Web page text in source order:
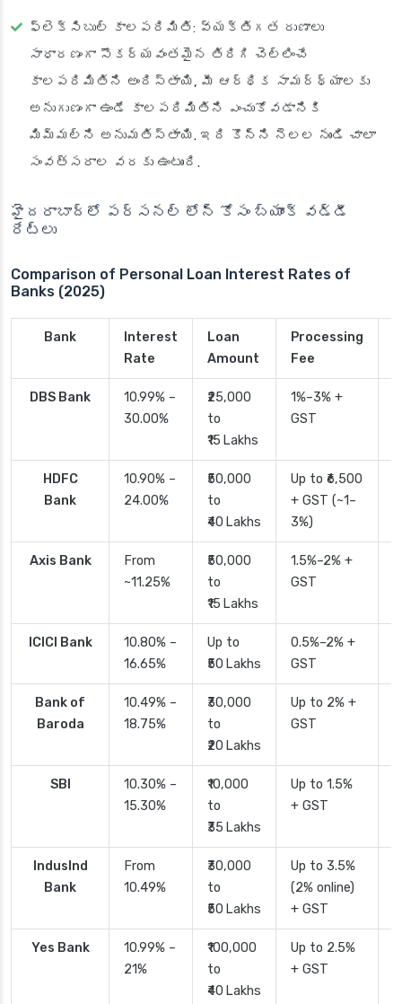
ఫ్లెక్సిబుల్ కాలపరిమితి: వ్యక్తిగత రుణాలు
సాధారణంగా సౌకర్యవంతమైన తిరిగి చెల్లించే
కాలపరిమితిని అందిస్తాయి, మీ ఆర్థిక సామర్థ్యాలకు
అనుగుణంగా ఉండే కాలపరిమితిని ఎంచుకోవడానికి
మిమ్మల్ని అనుమతిస్తాయి. ఇది కొన్ని నెలల నుండి చాలా
సంవత్సరాల వరకు ఉంటుంది.
హైదరాబాద్‌లో పర్సనల్ లోన్ కోసం బ్యాంక్ వడ్డీ
రేట్లు
Comparison of Personal Loan Interest Rates of
Banks (2025)
Bank
Interest
Rate
Loan
Amount
Processing
Fee
DBS Bank
10.99% –
30.00%
₹25,000
to
₹15 Lakhs
1%–3% +
GST
HDFC
Bank
10.90% –
24.00%
₹50,000
to
₹40 Lakhs
Up to ₹6,500
+ GST (~1–
3%)
Axis Bank
From
~11.25%
₹50,000
to
₹15 Lakhs
1.5%–2% +
GST
ICICI Bank
10.80% –
16.65%
Up to
₹50 Lakhs
0.5%–2% +
GST
Bank of
Baroda
10.49% –
18.75%
₹30,000
to
₹20 Lakhs
Up to 2% +
GST
SBI
10.30% –
15.30%
₹10,000
to
₹35 Lakhs
Up to 1.5%
+ GST
IndusInd
Bank
From
10.49%
₹30,000
to
₹50 Lakhs
Up to 3.5%
(2% online)
+ GST
Yes Bank
10.99% –
21%
₹100,000
to
₹40 Lakhs
Up to 2.5%
+ GST